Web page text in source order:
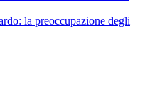
la preoccupazione degli